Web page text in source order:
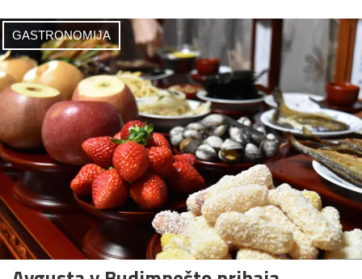
GASTRONOMIJA